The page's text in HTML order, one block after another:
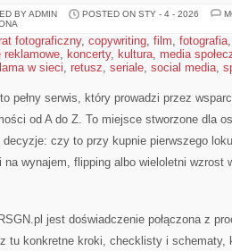
BY ADMIN POSTED ON STY - 4 - 2026
fotograficzny, copywriting, film, fotografia,
reklamowe, koncerty, kultura, media
w sieci, retusz, seriale, social media,
pełny serwis, który prowadzi przez
od A do Z. To miejsce stworzone dla
decyzje: czy to przy kupnie pierwszego
na wynajem, flipping albo wieloletni wzrost
jest doświadczenie połączona z
tu konkretne kroki, checklisty i schematy,